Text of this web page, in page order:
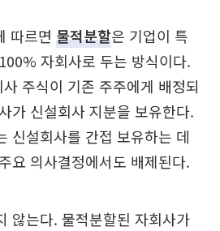
따르면 물적분할은 기업이 특
자회사로 두는 방식이다.
주식이 기존 주주에게 배정되
가 신설회사 지분을 보유한다.
신설회사를 간접 보유하는 데
요 의사결정에서도 배제된다.
않는다. 물적분할된 자회사가